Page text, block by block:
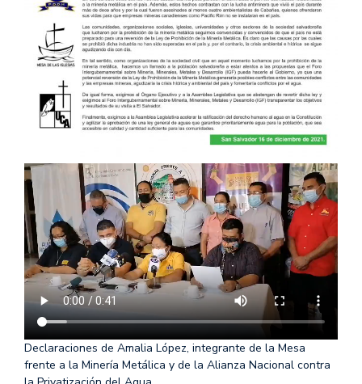
Declaraciones de Amalia López, integrante de la Mesa
frente a la Minería Metálica y de la Alianza Nacional contra